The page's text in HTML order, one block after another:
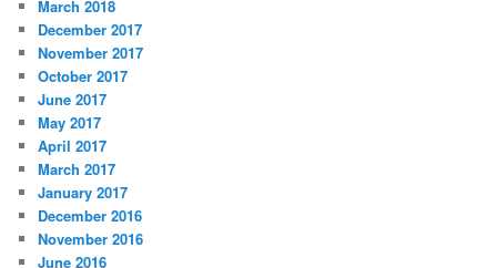
March 2018
December 2017
November 2017
October 2017
June 2017
May 2017
April 2017
March 2017
January 2017
December 2016
November 2016
June 2016